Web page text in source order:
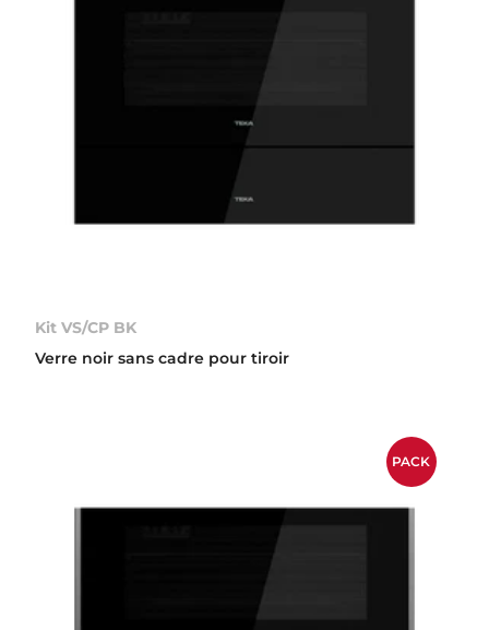
Kit VS/CP BK
Verre noir sans cadre pour tiroir
PACK